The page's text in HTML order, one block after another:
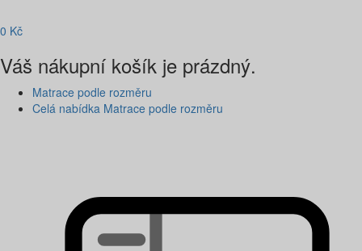
0 Kč
Váš nákupní košík je prázdný.
Matrace podle rozměru
Celá nabídka Matrace podle rozměru